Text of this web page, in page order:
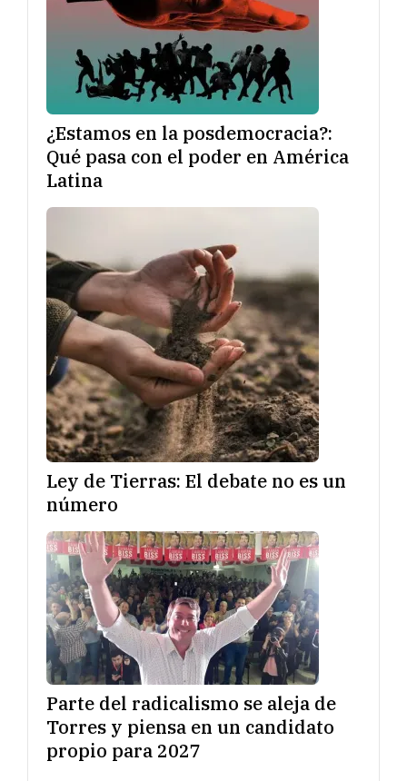
¿Estamos en la posdemocracia?:
Qué pasa con el poder en América
Latina
Ley de Tierras: El debate no es un
número
Parte del radicalismo se aleja de
Torres y piensa en un candidato
propio para 2027